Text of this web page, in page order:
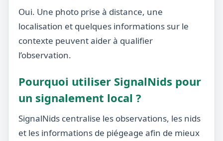
Oui. Une photo prise à distance, une
localisation et quelques informations sur le
contexte peuvent aider à qualifier
l’observation.
Pourquoi utiliser SignalNids pour
un signalement local ?
SignalNids centralise les observations, les nids
et les informations de piégeage afin de mieux